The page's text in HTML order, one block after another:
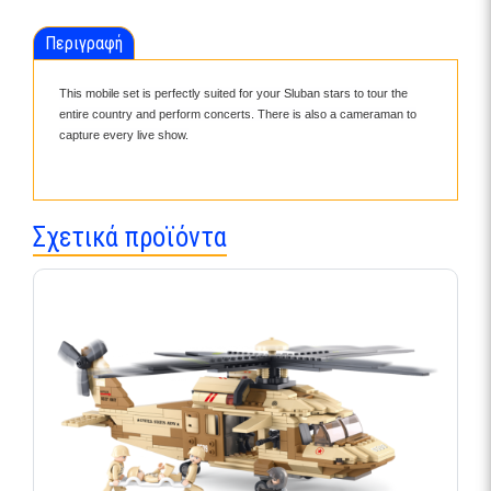
Περιγραφή
This mobile set is perfectly suited for your Sluban stars to tour the
entire country and perform concerts. There is also a cameraman to
capture every live show.
Σχετικά προϊόντα